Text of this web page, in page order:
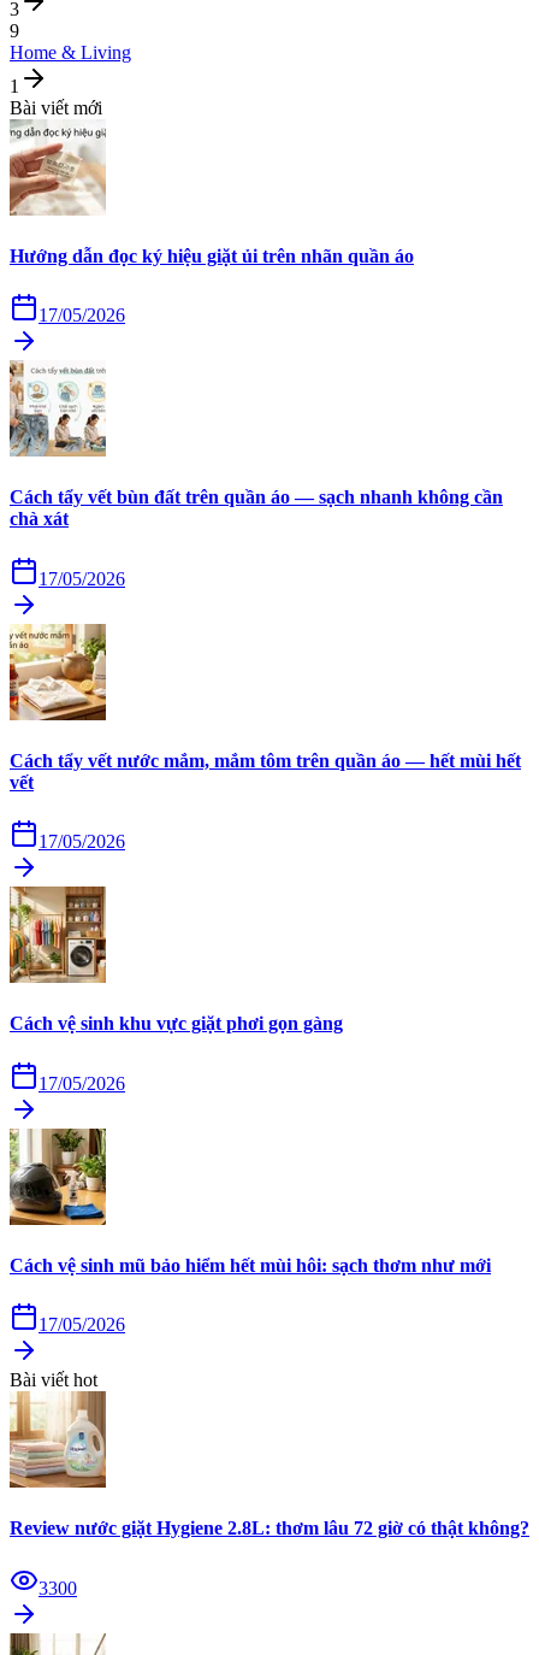
3
9
Home & Living
1
Bài viết mới
Hướng dẫn đọc ký hiệu giặt ủi trên nhãn quần áo
17/05/2026
Cách tẩy vết bùn đất trên quần áo — sạch nhanh không cần
chà xát
17/05/2026
Cách tẩy vết nước mắm, mắm tôm trên quần áo — hết mùi hết
vết
17/05/2026
Cách vệ sinh khu vực giặt phơi gọn gàng
17/05/2026
Cách vệ sinh mũ bảo hiểm hết mùi hôi: sạch thơm như mới
17/05/2026
Bài viết hot
Review nước giặt Hygiene 2.8L: thơm lâu 72 giờ có thật không?
3300